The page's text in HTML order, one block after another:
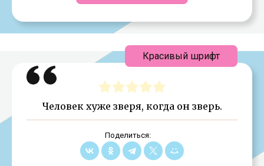
Человек хуже зверя, когда он зверь.
Поделиться:
Красивый шрифт